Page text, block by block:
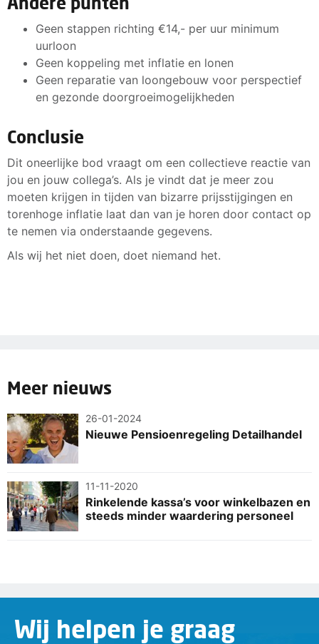
Geen stappen richting €14,- per uur minimum
uurloon
Geen koppeling met inflatie en lonen
Geen reparatie van loongebouw voor perspectief
en gezonde doorgroeimogelijkheden
Conclusie
Dit oneerlijke bod vraagt om een collectieve reactie van
jou en jouw collega’s. Als je vindt dat je meer zou
moeten krijgen in tijden van bizarre prijsstijgingen en
torenhoge inflatie laat dan van je horen door contact op
te nemen via onderstaande gegevens.
Als wij het niet doen, doet niemand het.
Meer nieuws
26-01-2024
Nieuwe Pensioenregeling Detailhandel
11-11-2020
Rinkelende kassa’s voor winkelbazen en
steeds minder waardering personeel
Wij helpen je graag